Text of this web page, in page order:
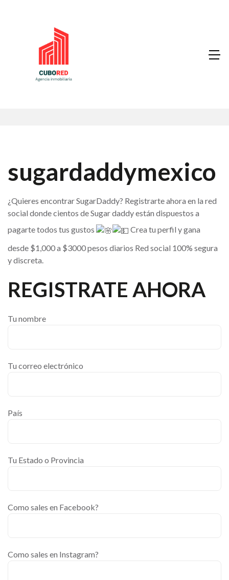
sugardaddymexico
¿Quieres encontrar SugarDaddy? Registrarte ahora en la red
social donde cientos de Sugar daddy están dispuestos a
pagarte todos tus gustos
Crea tu perfil y gana
desde $1,000 a $3000 pesos diarios Red social 100% segura
y discreta.
REGISTRATE AHORA
Tu nombre
Tu correo electrónico
País
Tu Estado o Provincia
Como sales en Facebook?
Como sales en Instagram?